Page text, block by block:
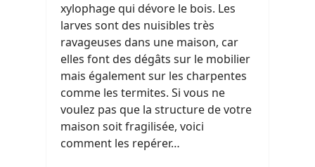
xylophage qui dévore le bois. Les
larves sont des nuisibles très
ravageuses dans une maison, car
elles font des dégâts sur le mobilier
mais également sur les charpentes
comme les termites. Si vous ne
voulez pas que la structure de votre
maison soit fragilisée, voici
comment les repérer…